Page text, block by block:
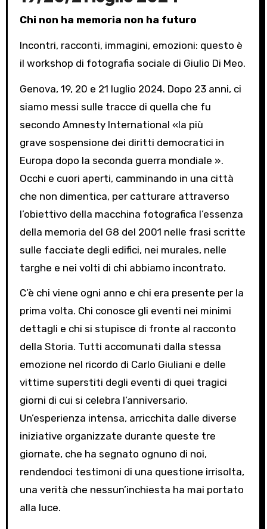
Chi non ha memoria non ha futuro
Incontri, racconti, immagini, emozioni: questo è
il workshop di fotografia sociale di Giulio Di Meo.
Genova, 19, 20 e 21 luglio 2024. Dopo 23 anni, ci
siamo messi sulle tracce di quella che fu
secondo Amnesty International «la più
grave sospensione dei diritti democratici in
Europa dopo la seconda guerra mondiale ».
Occhi e cuori aperti, camminando in una città
che non dimentica, per catturare attraverso
l’obiettivo della macchina fotografica l’essenza
della memoria del G8 del 2001 nelle frasi scritte
sulle facciate degli edifici, nei murales, nelle
targhe e nei volti di chi abbiamo incontrato.
C’è chi viene ogni anno e chi era presente per la
prima volta. Chi conosce gli eventi nei minimi
dettagli e chi si stupisce di fronte al racconto
della Storia. Tutti accomunati dalla stessa
emozione nel ricordo di Carlo Giuliani e delle
vittime superstiti degli eventi di quei tragici
giorni di cui si celebra l’anniversario.
Un’esperienza intensa, arricchita dalle diverse
iniziative organizzate durante queste tre
giornate, che ha segnato ognuno di noi,
rendendoci testimoni di una questione irrisolta,
una verità che nessun’inchiesta ha mai portato
alla luce.